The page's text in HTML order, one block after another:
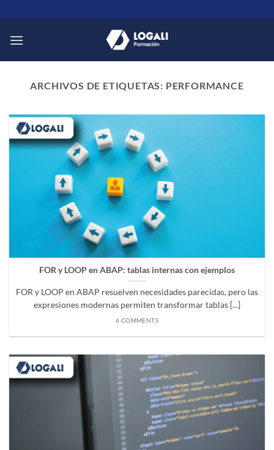
al
contenido
ARCHIVOS DE ETIQUETAS: PERFORMANCE
FOR y LOOP en ABAP: tablas internas con ejemplos
FOR y LOOP en ABAP resuelven necesidades parecidas, pero las
expresiones modernas permiten transformar tablas [...]
6 COMMENTS